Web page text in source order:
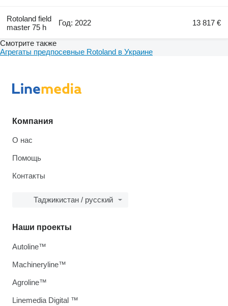
Rotoland field
master 75 h
Год: 2022 13 817 €
Смотрите также
Агрегаты предпосевные Rotoland в Украине
Компания
О нас
Помощь
Контакты
Таджикистан / русский
Наши проекты
Autoline™
Machineryline™
Agroline™
Linemedia Digital ™